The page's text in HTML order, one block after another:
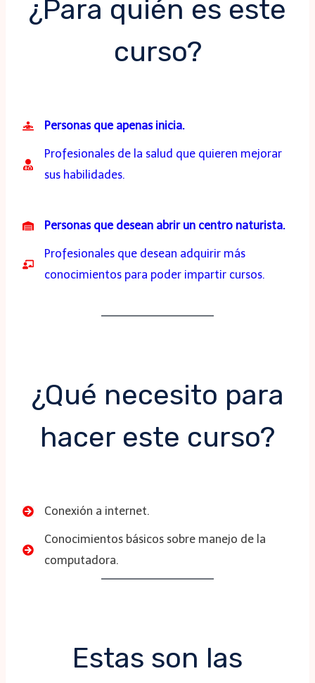
¿Para quién es este
curso?
Personas que apenas inicia.
Profesionales de la salud que quieren mejorar
sus habilidades.
Personas que desean abrir un centro naturista.
Profesionales que desean adquirir más
conocimientos para poder impartir cursos.
¿Qué necesito para
hacer este curso?
Conexión a internet.
Conocimientos básicos sobre manejo de la
computadora.
Estas son las